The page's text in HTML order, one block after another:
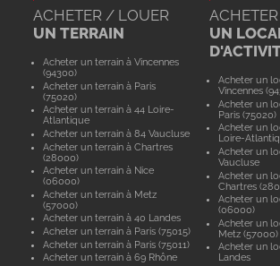
ACHETER / LOUER
UN TERRAIN
Acheter un terrain à Vincennes
(94300)
Acheter un terrain à Paris
(75020)
Acheter un terrain à 44 Loire-
Atlantique
Acheter un terrain à 84 Vaucluse
Acheter un terrain à Chartres
(28000)
Acheter un terrain à Nice
(06000)
Acheter un terrain à Metz
(57000)
Acheter un terrain à 40 Landes
Acheter un terrain à Paris (75015)
Acheter un terrain à Paris (75011)
Acheter un terrain à 69 Rhône
UN
Acheter un
Vincennes
Acheter un
Paris (75020)
Acheter un
Loire-
Acheter un
Vaucluse
Acheter un
Chartres
Acheter un
(06000)
Acheter un
Metz (57000)
Acheter un
Landes